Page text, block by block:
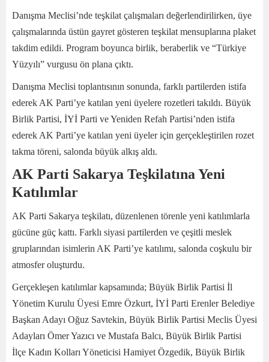
Danışma Meclisi’nde teşkilat çalışmaları değerlendirilirken, üye
çalışmalarında üstün gayret gösteren teşkilat mensuplarına plaket
takdim edildi. Program boyunca birlik, beraberlik ve “Türkiye
Yüzyılı” vurgusu ön plana çıktı.
Danışma Meclisi toplantısının sonunda, farklı partilerden istifa
ederek AK Parti’ye katılan yeni üyelere rozetleri takıldı. Büyük
Birlik Partisi, İYİ Parti ve Yeniden Refah Partisi’nden istifa
ederek AK Parti’ye katılan yeni üyeler için gerçekleştirilen rozet
takma töreni, salonda büyük alkış aldı.
AK Parti Sakarya Teşkilatına Yeni
Katılımlar
AK Parti Sakarya teşkilatı, düzenlenen törenle yeni katılımlarla
gücüne güç kattı. Farklı siyasi partilerden ve çeşitli meslek
gruplarından isimlerin AK Parti’ye katılımı, salonda coşkulu bir
atmosfer oluşturdu.
Gerçekleşen katılımlar kapsamında; Büyük Birlik Partisi İl
Yönetim Kurulu Üyesi Emre Özkurt, İYİ Parti Erenler Belediye
Başkan Adayı Oğuz Savtekin, Büyük Birlik Partisi Meclis Üyesi
Adayları Ömer Yazıcı ve Mustafa Balcı, Büyük Birlik Partisi
İlçe Kadın Kolları Yöneticisi Hamiyet Özgedik, Büyük Birlik